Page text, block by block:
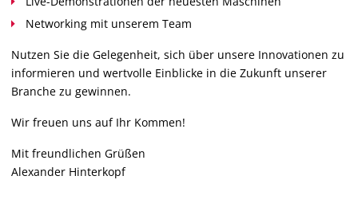
Networking mit unserem Team
Nutzen Sie die Gelegenheit, sich über unsere Innovationen zu
informieren und wertvolle Einblicke in die Zukunft unserer
Branche zu gewinnen.
Wir freuen uns auf Ihr Kommen!
Mit freundlichen Grüßen
Alexander Hinterkopf